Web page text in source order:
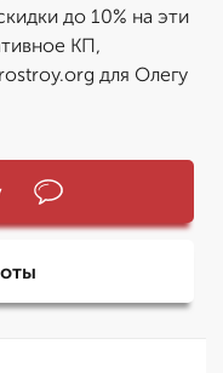
до 10% на эти
КП,
для Олегу